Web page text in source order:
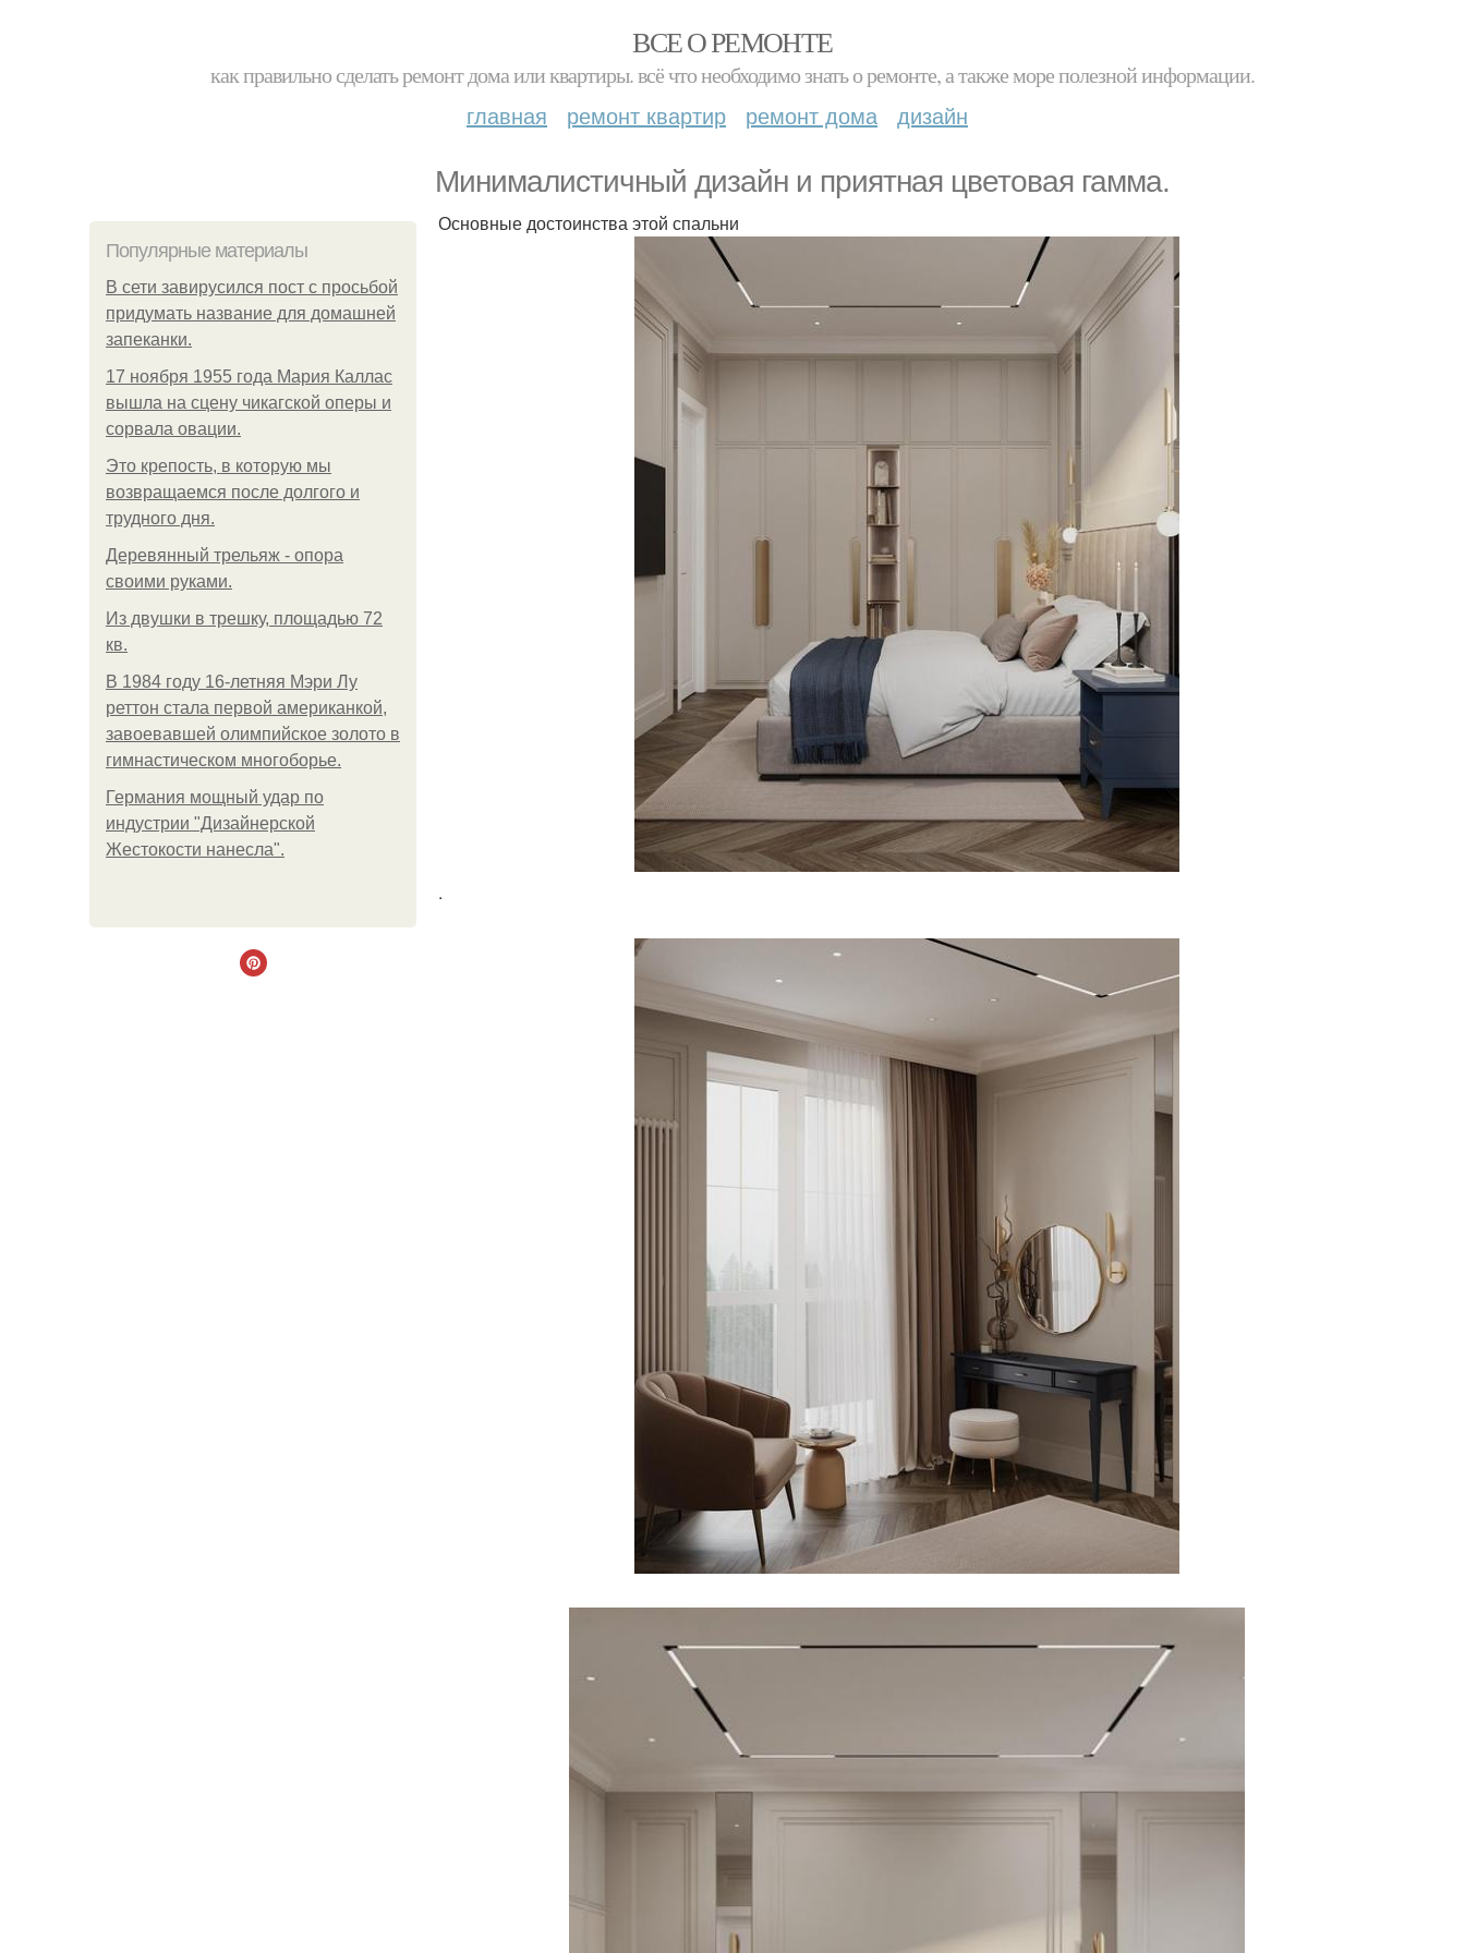
ВСЕ О РЕМОНТЕ
как правильно сделать ремонт дома или квартиры. всё что необходимо знать о ремонте, а также море полезной информации.
главная ремонт квартир ремонт дома дизайн
Минималистичный дизайн и приятная цветовая гамма.
Популярные материалы
В сети завирусился пост с просьбой
придумать название для домашней
запеканки.
17 ноября 1955 года Мария Каллас
вышла на сцену чикагской оперы и
сорвала овации.
Это крепость, в которую мы
возвращаемся после долгого и
трудного дня.
Деревянный трельяж - опора
своими руками.
Из двушки в трешку, площадью 72
кв.
В 1984 году 16-летняя Мэри Лу
реттон стала первой американкой,
завоевавшей олимпийское золото в
гимнастическом многоборье.
Германия мощный удар по
индустрии "Дизайнерской
Жестокости нанесла".
Основные достоинства этой спальни
.